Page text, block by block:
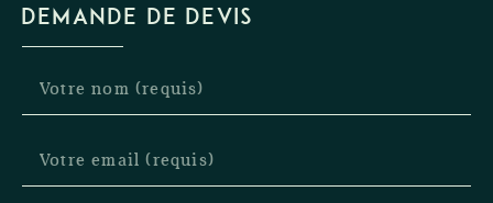
DEMANDE DE DEVIS